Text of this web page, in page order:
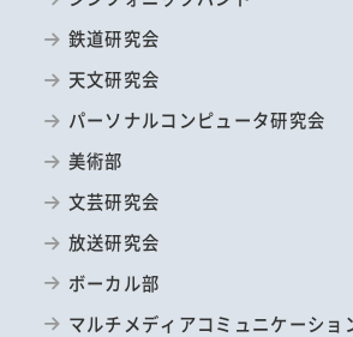
鉄道研究会
天文研究会
パーソナルコンピュータ研究会
美術部
文芸研究会
放送研究会
ボーカル部
マルチメディアコミュニケーショ